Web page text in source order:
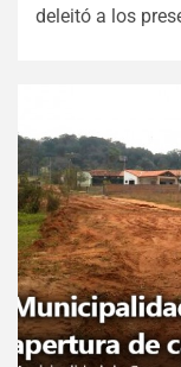
deleitó a los